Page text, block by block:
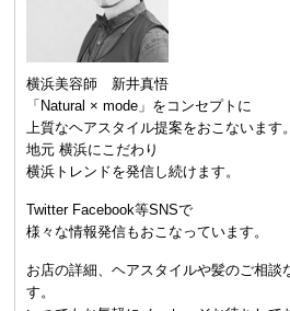
横浜美容師 新井真悟
「Natural × mode」をコンセプトに
上質なヘアスタイル提案をおこないます。
地元 横浜にこだわり
横浜トレンドを発信し続けます。
Twitter Facebook等SNSで
様々な情報発信もおこなっています。
お店の詳細、ヘアスタイルや髪のご相談
す。